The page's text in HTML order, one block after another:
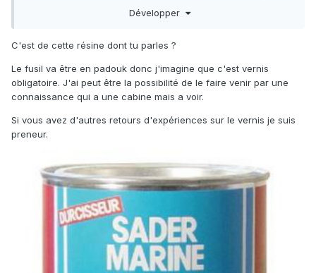
ou brosse, bref il y a pas mal d'options
Développer
C'est de cette résine dont tu parles ?
Le fusil va être en padouk donc j'imagine que c'est vernis
obligatoire. J'ai peut être la possibilité de le faire venir par une
connaissance qui a une cabine mais a voir.
Si vous avez d'autres retours d'expériences sur le vernis je suis
preneur.